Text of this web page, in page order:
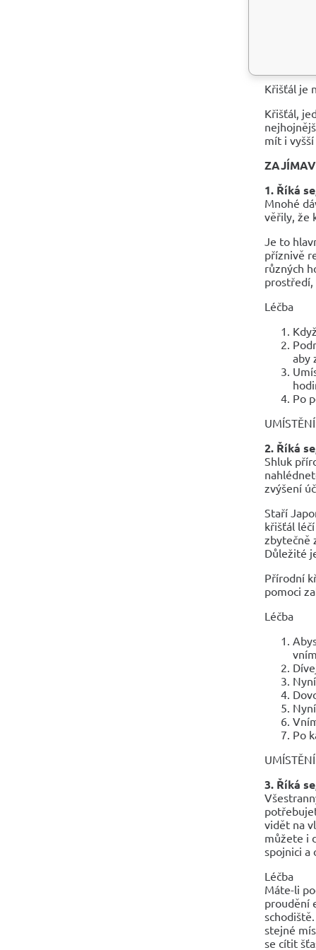
ho
Křišťál je
Křišťál,
mít i
1. Říká
Mnohé
věřily, že
Je to
příznivě
různých
prostředí,
Léčba
aby
Po
2. Říká
Shluk
zvýšení
Staří
křišťál
zbytečně
Důležité
Přírodní
pomoci
Léčba
Po
3. Říká
vidět na
můžete i
spojnici a
Léčba
Máte-li
proudění
stejné
se cítit